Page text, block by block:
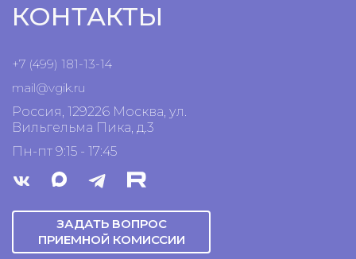
КОНТАКТЫ
+7 (499) 181-13-14
mail@vgik.ru
Россия, 129226 Москва, ул.
Вильгельма Пика, д.3
Пн-пт 9:15 - 17:45
ЗАДАТЬ ВОПРОС
ПРИЕМНОЙ КОМИССИИ